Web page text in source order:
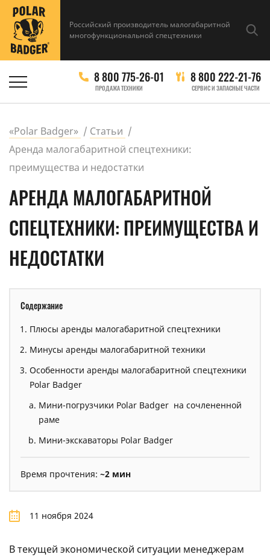
Российский производитель малогабаритной
многофункциональной спецтехники
8 800 775-26-01
ПРОДАЖА ТЕХНИКИ
8 800 222-21-76
СЕРВИС И ЗАПАСНЫЕ ЧАСТИ
«Polar Badger»
Статьи
Аренда малогабаритной спецтехники:
преимущества и недостатки
АРЕНДА МАЛОГАБАРИТНОЙ
СПЕЦТЕХНИКИ: ПРЕИМУЩЕСТВА И
НЕДОСТАТКИ
Содержание
Плюсы аренды малогабаритной спецтехники
Минусы аренды малогабаритной техники
Особенности аренды малогабаритной спецтехники
Polar Badger
Мини-погрузчики Polar Badger на сочлененной
раме
Мини-экскаваторы Polar Badger
Время прочтения: ~2 мин
11 ноября 2024
В текущей экономической ситуации менеджерам